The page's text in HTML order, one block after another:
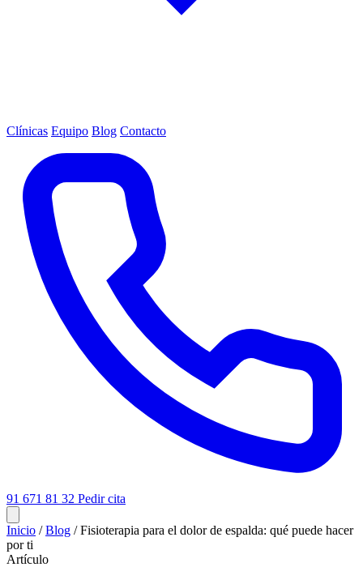
Clínicas Equipo Blog Contacto
91 671 81 32 Pedir cita
Inicio / Blog / Fisioterapia para el dolor de espalda: qué puede hacer
por ti
Artículo